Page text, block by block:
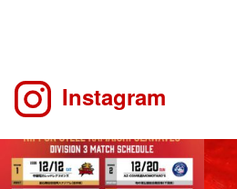
Instagram